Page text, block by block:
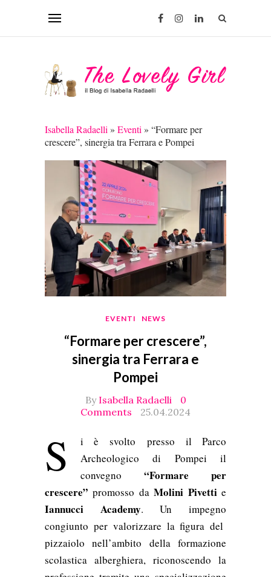
Isabella Radaelli » Eventi » “Formare per
crescere”, sinergia tra Ferrara e Pompei
EVENTI NEWS
“Formare per crescere”,
sinergia tra Ferrara e
Pompei
By Isabella Radaelli
0
Comments
25.04.2024
S i è svoltopresso il Parco
Archeologico di Pompei il
convegno “Formare per
crescere” promosso daMolini Pivettie
Iannucci Academy. Un impegno
congiunto per valorizzare la figura del
pizzaiolo nell’ambito della formazione
scolastica alberghiera, riconoscendo la